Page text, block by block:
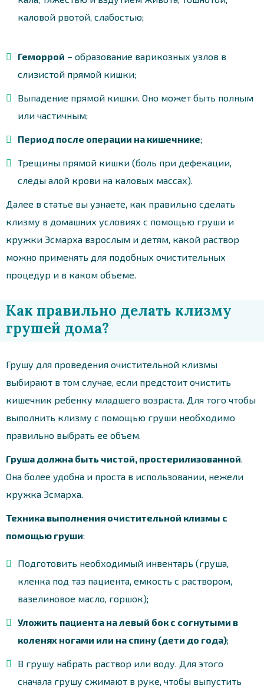
каловой рвотой, слабостью;
Геморрой – образование варикозных узлов в
слизистой прямой кишки;
Выпадение прямой кишки. Оно может быть полным
или частичным;
Период после операции на кишечнике;
Трещины прямой кишки (боль при дефекации,
следы алой крови на каловых массах).
Далее в статье вы узнаете, как правильно сделать
клизму в домашних условиях с помощью груши и
кружки Эсмарха взрослым и детям, какой раствор
можно применять для подобных очистительных
процедур и в каком объеме.
Как правильно делать клизму
грушей дома?
Грушу для проведения очистительной клизмы
выбирают в том случае, если предстоит очистить
кишечник ребенку младшего возраста. Для того чтобы
выполнить клизму с помощью груши необходимо
правильно выбрать ее объем.
Груша должна быть чистой, простерилизованной.
Она более удобна и проста в использовании, нежели
кружка Эсмарха.
Техника выполнения очистительной клизмы с
помощью груши:
Подготовить необходимый инвентарь (груша,
кленка под таз пациента, емкость с раствором,
вазелиновое масло, горшок);
Уложить пациента на левый бок с согнутыми в
коленях ногами или на спину (дети до года);
В грушу набрать раствор или воду. Для этого
сначала грушу сжимают в руке, чтобы выпустить